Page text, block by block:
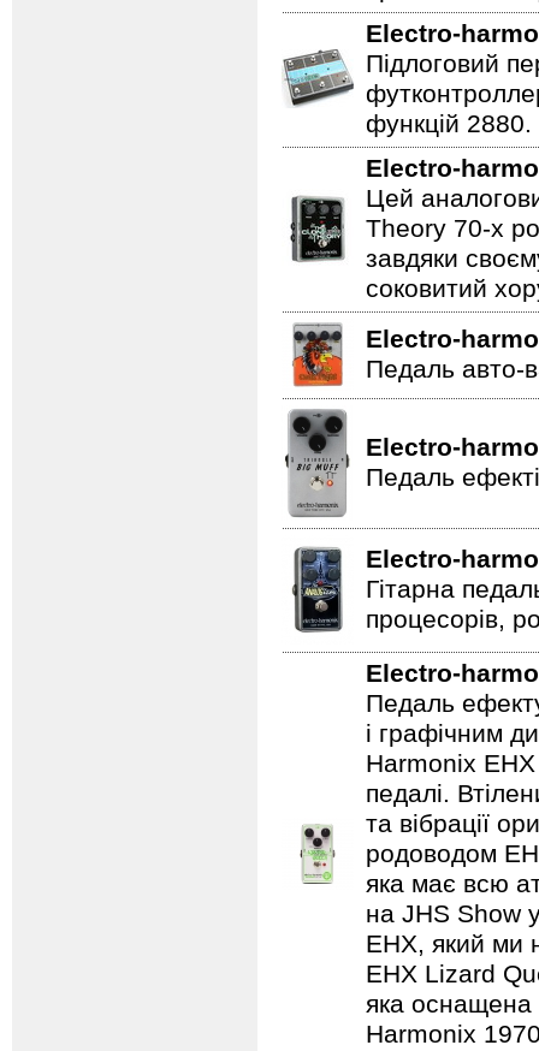
Electro-
Підлоговий
функцій 2880.
Electro-
Цей
Theory 70-х
завдяки
соковитий
Electro-
Педаль авто-
Electro-
Педаль
Electro-
Гітарна
процесорів,
Electro-
Педаль
і графічним
Harmonix
педалі.
та вібрації
родоводом
яка має всю
на JHS Show
EHX, який ми
EHX Lizard
яка оснащена
Harmonix